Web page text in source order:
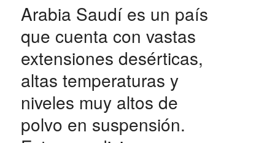
Arabia Saudí es un país
que cuenta con vastas
extensiones desérticas,
altas temperaturas y
niveles muy altos de
polvo en suspensión.